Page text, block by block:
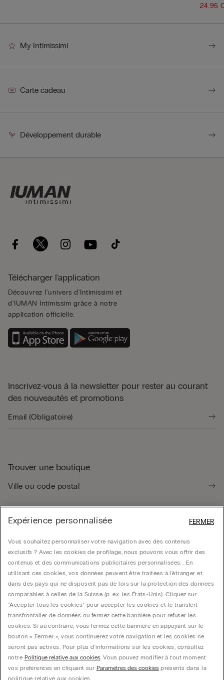
24.95
My Intimissimi
Carte cadeau
Développement durable
Télécharger l'application
Découvrez l'univers d'Intimissimi et
d'IUMAN Intimissim grâce à notre
application officielle.
Inscrivez-vous à la newsletter pour rester au courant
des nouveautés et promotions
Trouver une boutique
Service client
Données légales
Société
Calzedonia Switzerland AG, Wiesenstrasse 5, CH-8952 Schlieren, CHE-287.459.583,
Expérience personnalisée
Vous souhaitez personnaliser votre navigation avec des contenus
exclusifs ? Avec les cookies de profilage, nous pouvons vous offrir des
contenus et des communications publicitaires personnalisées. . En
utilisant ces cookies, vos données peuvent être traitées à l'étranger et
dans des pays qui ne disposent pas de lois sur la protection des données
comparables à celles de la Suisse (p. ex. les États-Unis). Cliquez sur
"Accepter tous les cookies" pour accepter les cookies et le transfert
transfrontalier de données ou fermez cette bannière pour refuser les
cookies. Si au contraire, vous fermez cette bannière en appuyant sur le
bouton « Fermer », vous continuerez votre navigation et les cookies ne
seront pas activés. Pour plus d'informations sur les cookies, consultez
notre Politique relative aux cookies. Vous pouvez modifier à tout moment
vos préférences en cliquant sur Paramètres des cookiesprésents dans la
politique relative aux cookies.
FERMER